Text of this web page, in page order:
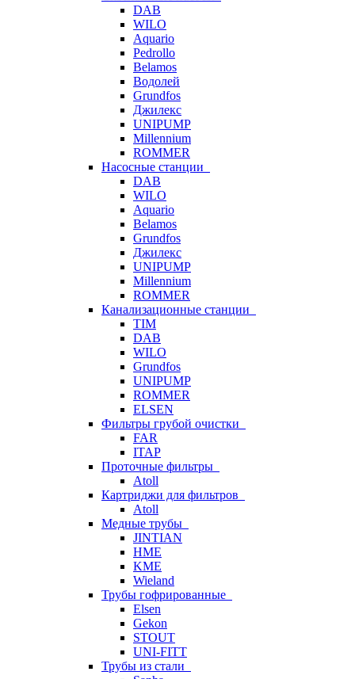
DAB
WILO
Aquario
Pedrollo
Belamos
Водолей
Grundfos
Джилекс
UNIPUMP
Millennium
ROMMER
Насосные станции
DAB
WILO
Aquario
Belamos
Grundfos
Джилекс
UNIPUMP
Millennium
ROMMER
Канализационные станции
TIM
DAB
WILO
Grundfos
UNIPUMP
ROMMER
ELSEN
Фильтры грубой очистки
FAR
ITAP
Проточные фильтры
Atoll
Картриджи для фильтров
Atoll
Медные трубы
JINTIAN
HME
KME
Wieland
Трубы гофрированные
Elsen
Gekon
STOUT
UNI-FITT
Трубы из стали